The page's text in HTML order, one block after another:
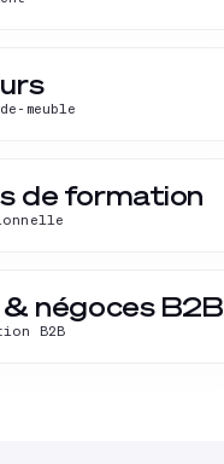
meuble
de formation
négoces B2B
B2B